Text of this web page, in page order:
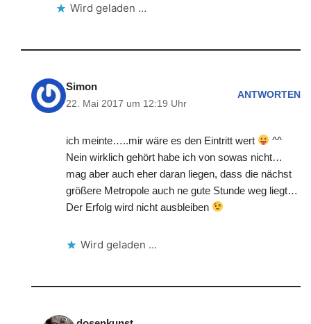
Wird geladen …
Simon
22. Mai 2017 um 12:19 Uhr
ANTWORTEN
ich meinte…..mir wäre es den Eintritt wert
^^
Nein wirklich gehört habe ich von sowas nicht…
mag aber auch eher daran liegen, dass die nächst
größere Metropole auch ne gute Stunde weg liegt…
Der Erfolg wird nicht ausbleiben
Wird geladen …